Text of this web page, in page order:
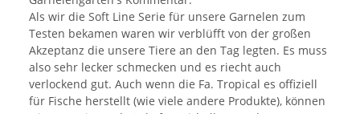
Als wir die Soft Line Serie für unsere Garnelen zum
Testen bekamen waren wir verblüfft von der großen
Akzeptanz die unsere Tiere an den Tag legten. Es muss
also sehr lecker schmecken und es riecht auch
verlockend gut. Auch wenn die Fa. Tropical es offiziell
für Fische herstellt (wie viele andere Produkte), können